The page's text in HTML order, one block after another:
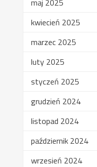
maj 2025
kwiecień 2025
marzec 2025
luty 2025
styczeń 2025
grudzień 2024
listopad 2024
październik 2024
wrzesień 2024